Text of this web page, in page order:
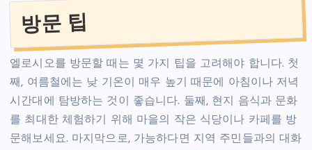
방문 팁
엘로시오를 방문할 때는 몇 가지 팁을 고려해야 합니다. 첫
째, 여름철에는 낮 기온이 매우 높기 때문에 아침이나 저녁
시간대에 탐방하는 것이 좋습니다. 둘째, 현지 음식과 문화
를 최대한 체험하기 위해 마을의 작은 식당이나 카페를 방
문해보세요. 마지막으로, 가능하다면 지역 주민들과의 대화